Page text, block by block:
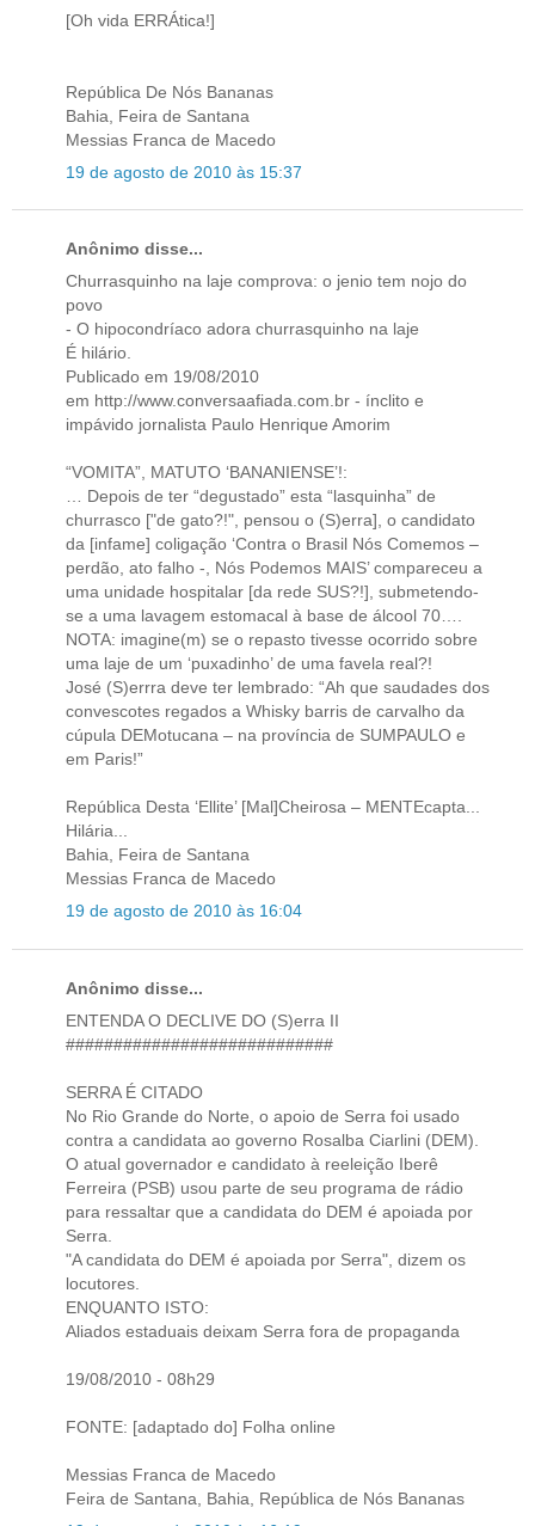
[Oh vida ERRÁtica!]
República De Nós Bananas
Bahia, Feira de Santana
Messias Franca de Macedo
19 de agosto de 2010 às 15:37
Anônimo disse...
Churrasquinho na laje comprova: o jenio tem nojo do
povo
- O hipocondríaco adora churrasquinho na laje
É hilário.
Publicado em 19/08/2010
em http://www.conversaafiada.com.br - ínclito e
impávido jornalista Paulo Henrique Amorim
“VOMITA”, MATUTO ‘BANANIENSE’!:
… Depois de ter “degustado” esta “lasquinha” de
churrasco ["de gato?!", pensou o (S)erra], o candidato
da [infame] coligação ‘Contra o Brasil Nós Comemos –
perdão, ato falho -, Nós Podemos MAIS’ compareceu a
uma unidade hospitalar [da rede SUS?!], submetendo-
se a uma lavagem estomacal à base de álcool 70….
NOTA: imagine(m) se o repasto tivesse ocorrido sobre
uma laje de um ‘puxadinho’ de uma favela real?!
José (S)errra deve ter lembrado: “Ah que saudades dos
convescotes regados a Whisky barris de carvalho da
cúpula DEMotucana – na província de SUMPAULO e
em Paris!”
República Desta ‘Ellite’ [Mal]Cheirosa – MENTEcapta...
Hilária...
Bahia, Feira de Santana
Messias Franca de Macedo
19 de agosto de 2010 às 16:04
Anônimo disse...
ENTENDA O DECLIVE DO (S)erra II
############################
SERRA É CITADO
No Rio Grande do Norte, o apoio de Serra foi usado
contra a candidata ao governo Rosalba Ciarlini (DEM).
O atual governador e candidato à reeleição Iberê
Ferreira (PSB) usou parte de seu programa de rádio
para ressaltar que a candidata do DEM é apoiada por
Serra.
"A candidata do DEM é apoiada por Serra", dizem os
locutores.
ENQUANTO ISTO:
Aliados estaduais deixam Serra fora de propaganda
19/08/2010 - 08h29
FONTE: [adaptado do] Folha online
Messias Franca de Macedo
Feira de Santana, Bahia, República de Nós Bananas